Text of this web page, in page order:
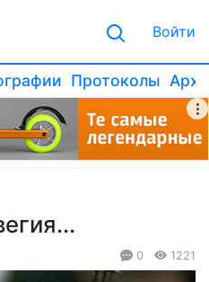
Войти
Протоколы
0 1221